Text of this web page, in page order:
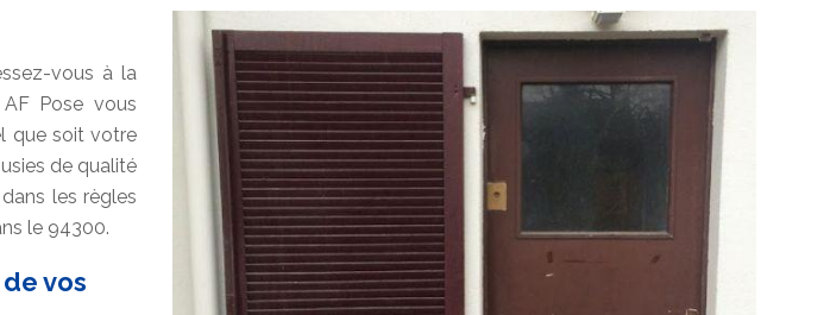
vous à la
Pose vous
que soit votre
de qualité
les règles
le 94300.
vos